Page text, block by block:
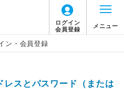
ログイン
会員登録
メニュー
ン・会員登録
レスとパスワード（または